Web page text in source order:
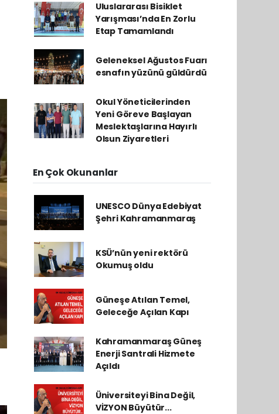
Uluslararası Bisiklet
Yarışması’nda En Zorlu
Etap Tamamlandı
Geleneksel Ağustos Fuarı
esnafın yüzünü güldürdü
Okul Yöneticilerinden
Yeni Göreve Başlayan
Meslektaşlarına Hayırlı
Olsun Ziyaretleri
En Çok Okunanlar
UNESCO Dünya Edebiyat
Şehri Kahramanmaraş
KSÜ’nün yeni rektörü
Okumuş oldu
Güneşe Atılan Temel,
Geleceğe Açılan Kapı
Kahramanmaraş Güneş
Enerji Santrali Hizmete
Açıldı
Üniversiteyi Bina Değil,
VİZYON Büyütür...